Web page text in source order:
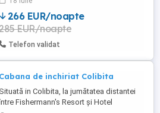
266 EUR/noapte
EUR/noapte
Telefon validat
Cabana de inchiriat Colibita
Situată in Colibita, la jumătatea distantei
Fishermann's Resort și Hotel